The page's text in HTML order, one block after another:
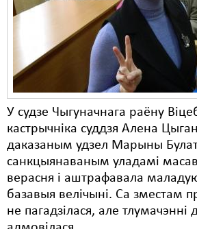
У судзе Чыгуначнага раёну
кастрычніка суддзя Алена
даказаным удзел Марыны
санкцыянаваным уладамі
верасня і аштрафавала
базавыя велічыні. Са зместам
не пагадзілася, але тлумачэнні